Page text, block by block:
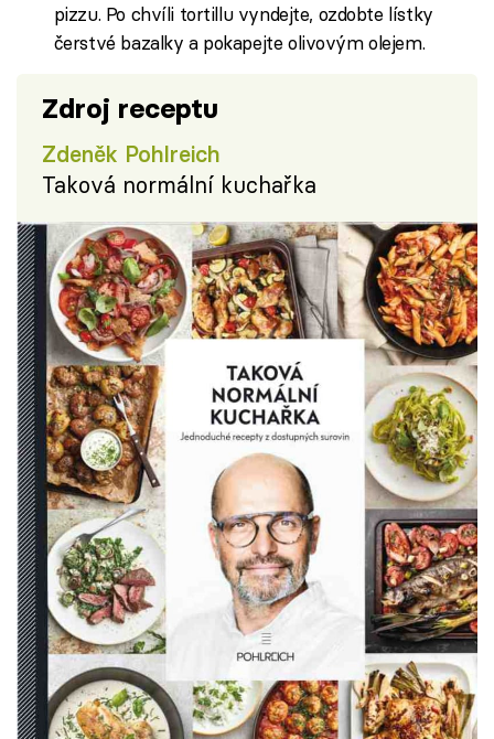
pizzu. Po chvíli tortillu vyndejte, ozdobte lístky
čerstvé bazalky a pokapejte olivovým olejem.
Zdroj receptu
Zdeněk Pohlreich
Taková normální kuchařka